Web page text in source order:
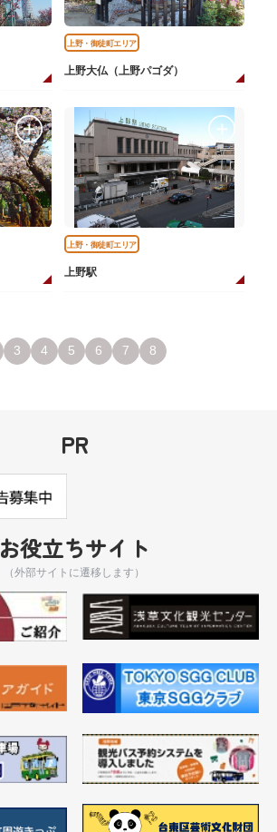
上野・御徒町エリア
上野大仏（上野パゴダ）
上野・御徒町エリア
上野駅
3 4 5 6 7 8
PR
お役立ちサイト
（外部サイトに遷移します）